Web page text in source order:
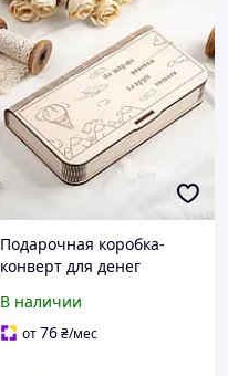
Подарочная коробка-
конверт для денег
В наличии
от76₴/мес